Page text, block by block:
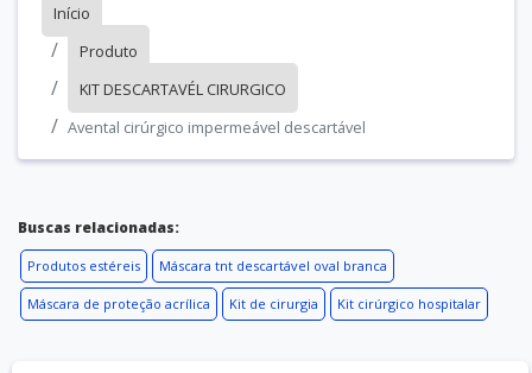
Início
Produto
KIT DESCARTAVÉL CIRURGICO
Avental cirúrgico impermeável descartável
Buscas relacionadas:
Produtos estéreis Máscara tnt descartável oval branca
Máscara de proteção acrílica Kit de cirurgia Kit cirúrgico hospitalar